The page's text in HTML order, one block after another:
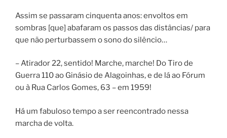
Assim se passaram cinquenta anos: envoltos em
sombras [que] abafaram os passos das distâncias/ para
que não perturbassem o sono do silêncio…
– Atirador 22, sentido! Marche, marche! Do Tiro de
Guerra 110 ao Ginásio de Alagoinhas, e de lá ao Fórum
ou à Rua Carlos Gomes, 63 – em 1959!
Há um fabuloso tempo a ser reencontrado nessa
marcha de volta.